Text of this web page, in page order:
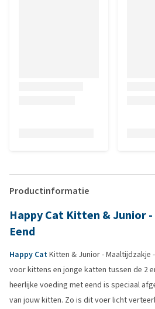
Productinformatie
Happy Cat Kitten & Junior
Eend
Happy CatKitten & Junior - Maaltijdzakje
voor kittens en jonge katten tussen de 2
heerlijke voeding met eend is speciaal
van jouw kitten. Zo is dit voer licht